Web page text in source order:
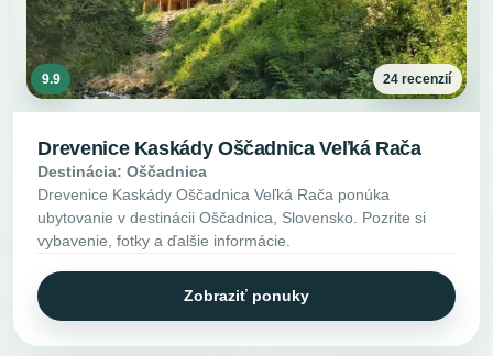
9.9 24 recenzií
Drevenice Kaskády Oščadnica Veľká Rača
Destinácia: Oščadnica
Drevenice Kaskády Oščadnica Veľká Rača ponúka
ubytovanie v destinácii Oščadnica, Slovensko. Pozrite si
vybavenie, fotky a ďalšie informácie.
Zobraziť ponuky